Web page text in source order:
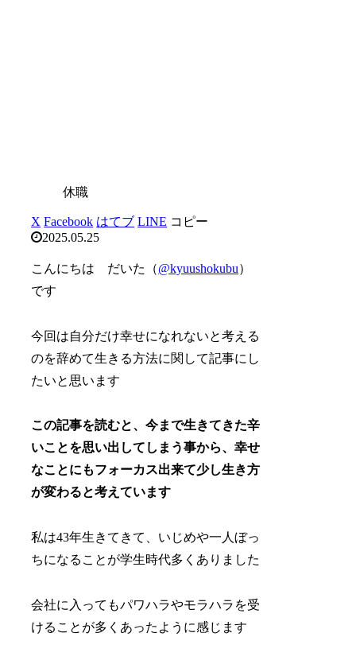
休職
X Facebook はてブ LINE コピー
2025.05.25
こんにちは だいた（@kyuushokubu）
です
今回は自分だけ幸せになれないと考える
のを辞めて生きる方法に関して記事にし
たいと思います
この記事を読むと、今まで生きてきた辛
いことを思い出してしまう事から、幸せ
なことにもフォーカス出来て少し生き方
が変わると考えています
私は43年生きてきて、いじめや一人ぼっ
ちになることが学生時代多くありました
会社に入ってもパワハラやモラハラを受
けることが多くあったように感じます